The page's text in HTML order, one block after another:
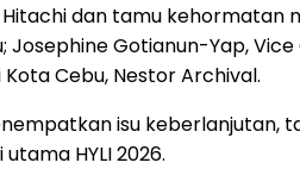
dan tamu kehormatan
Josephine Gotianun-Yap,
Cebu, Nestor Archival.
isu keberlanjutan,
HYLI 2026.